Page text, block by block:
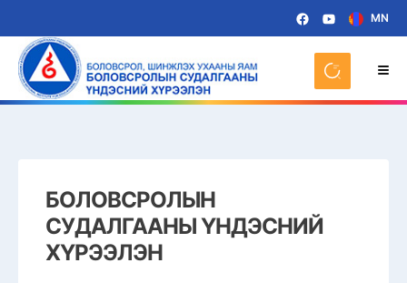
MN
БОЛОВСРОЛЫН
СУДАЛГААНЫ ҮНДЭСНИЙ
ХҮРЭЭЛЭН